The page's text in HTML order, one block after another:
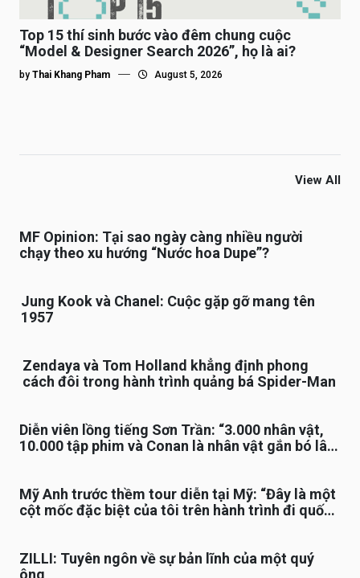
Top 15 thí sinh bước vào đêm chung cuộc
“Model & Designer Search 2026”, họ là ai?
by Thai Khang Pham August 5, 2026
View All
MF Opinion: Tại sao ngày càng nhiều người
chạy theo xu hướng “Nước hoa Dupe”?
Jung Kook và Chanel: Cuộc gặp gỡ mang tên
1957
Zendaya và Tom Holland khẳng định phong
cách đôi trong hành trình quảng bá Spider-Man
Diễn viên lồng tiếng Sơn Trần: “3.000 nhân vật,
10.000 tập phim và Conan là nhân vật gắn bó lâu
Mỹ Anh trước thềm tour diễn tại Mỹ: “Đây là một
cột mốc đặc biệt của tôi trên hành trình đi quốc
ZILLI: Tuyên ngôn về sự bản lĩnh của một quý
ông